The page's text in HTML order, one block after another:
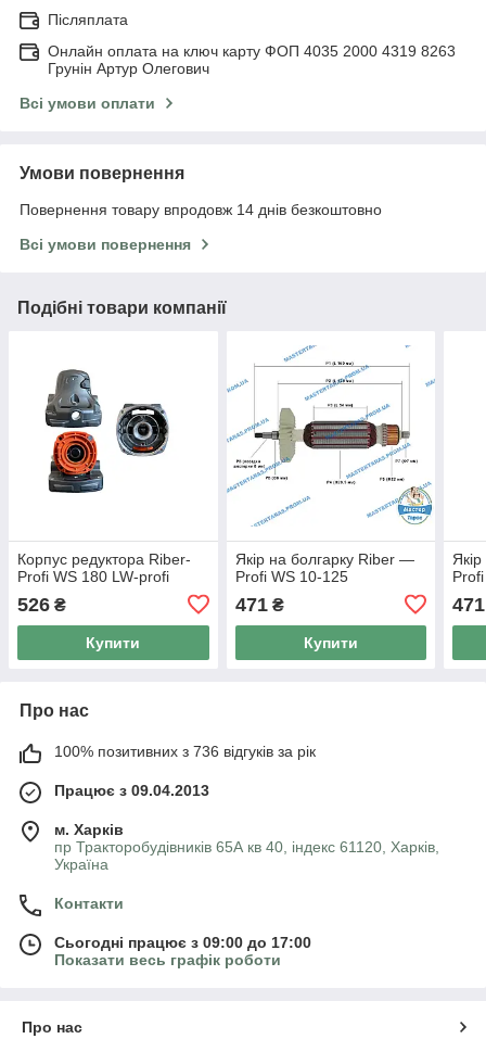
Післяплата
Онлайн оплата на ключ карту ФОП 4035 2000 4319 8263
Грунін Артур Олегович
Всі умови оплати
Умови повернення
Повернення товару впродовж 14 днів безкоштовно
Всі умови повернення
Подібні товари компанії
Корпус редуктора Riber-
Profi WS 180 LW-profi
526 ₴
Купити
Якір на болгарку Riber —
Profi WS 10-125
471₴
Купити
471
Про нас
100% позитивних з 736 відгуків за рік
Працює з 09.04.2013
м. Харків
пр Тракторобудівників 65А кв 40, індекс 61120, Харків,
Україна
Контакти
Сьогодні працює з 09:00 до 17:00
Показати весь графік роботи
Про нас